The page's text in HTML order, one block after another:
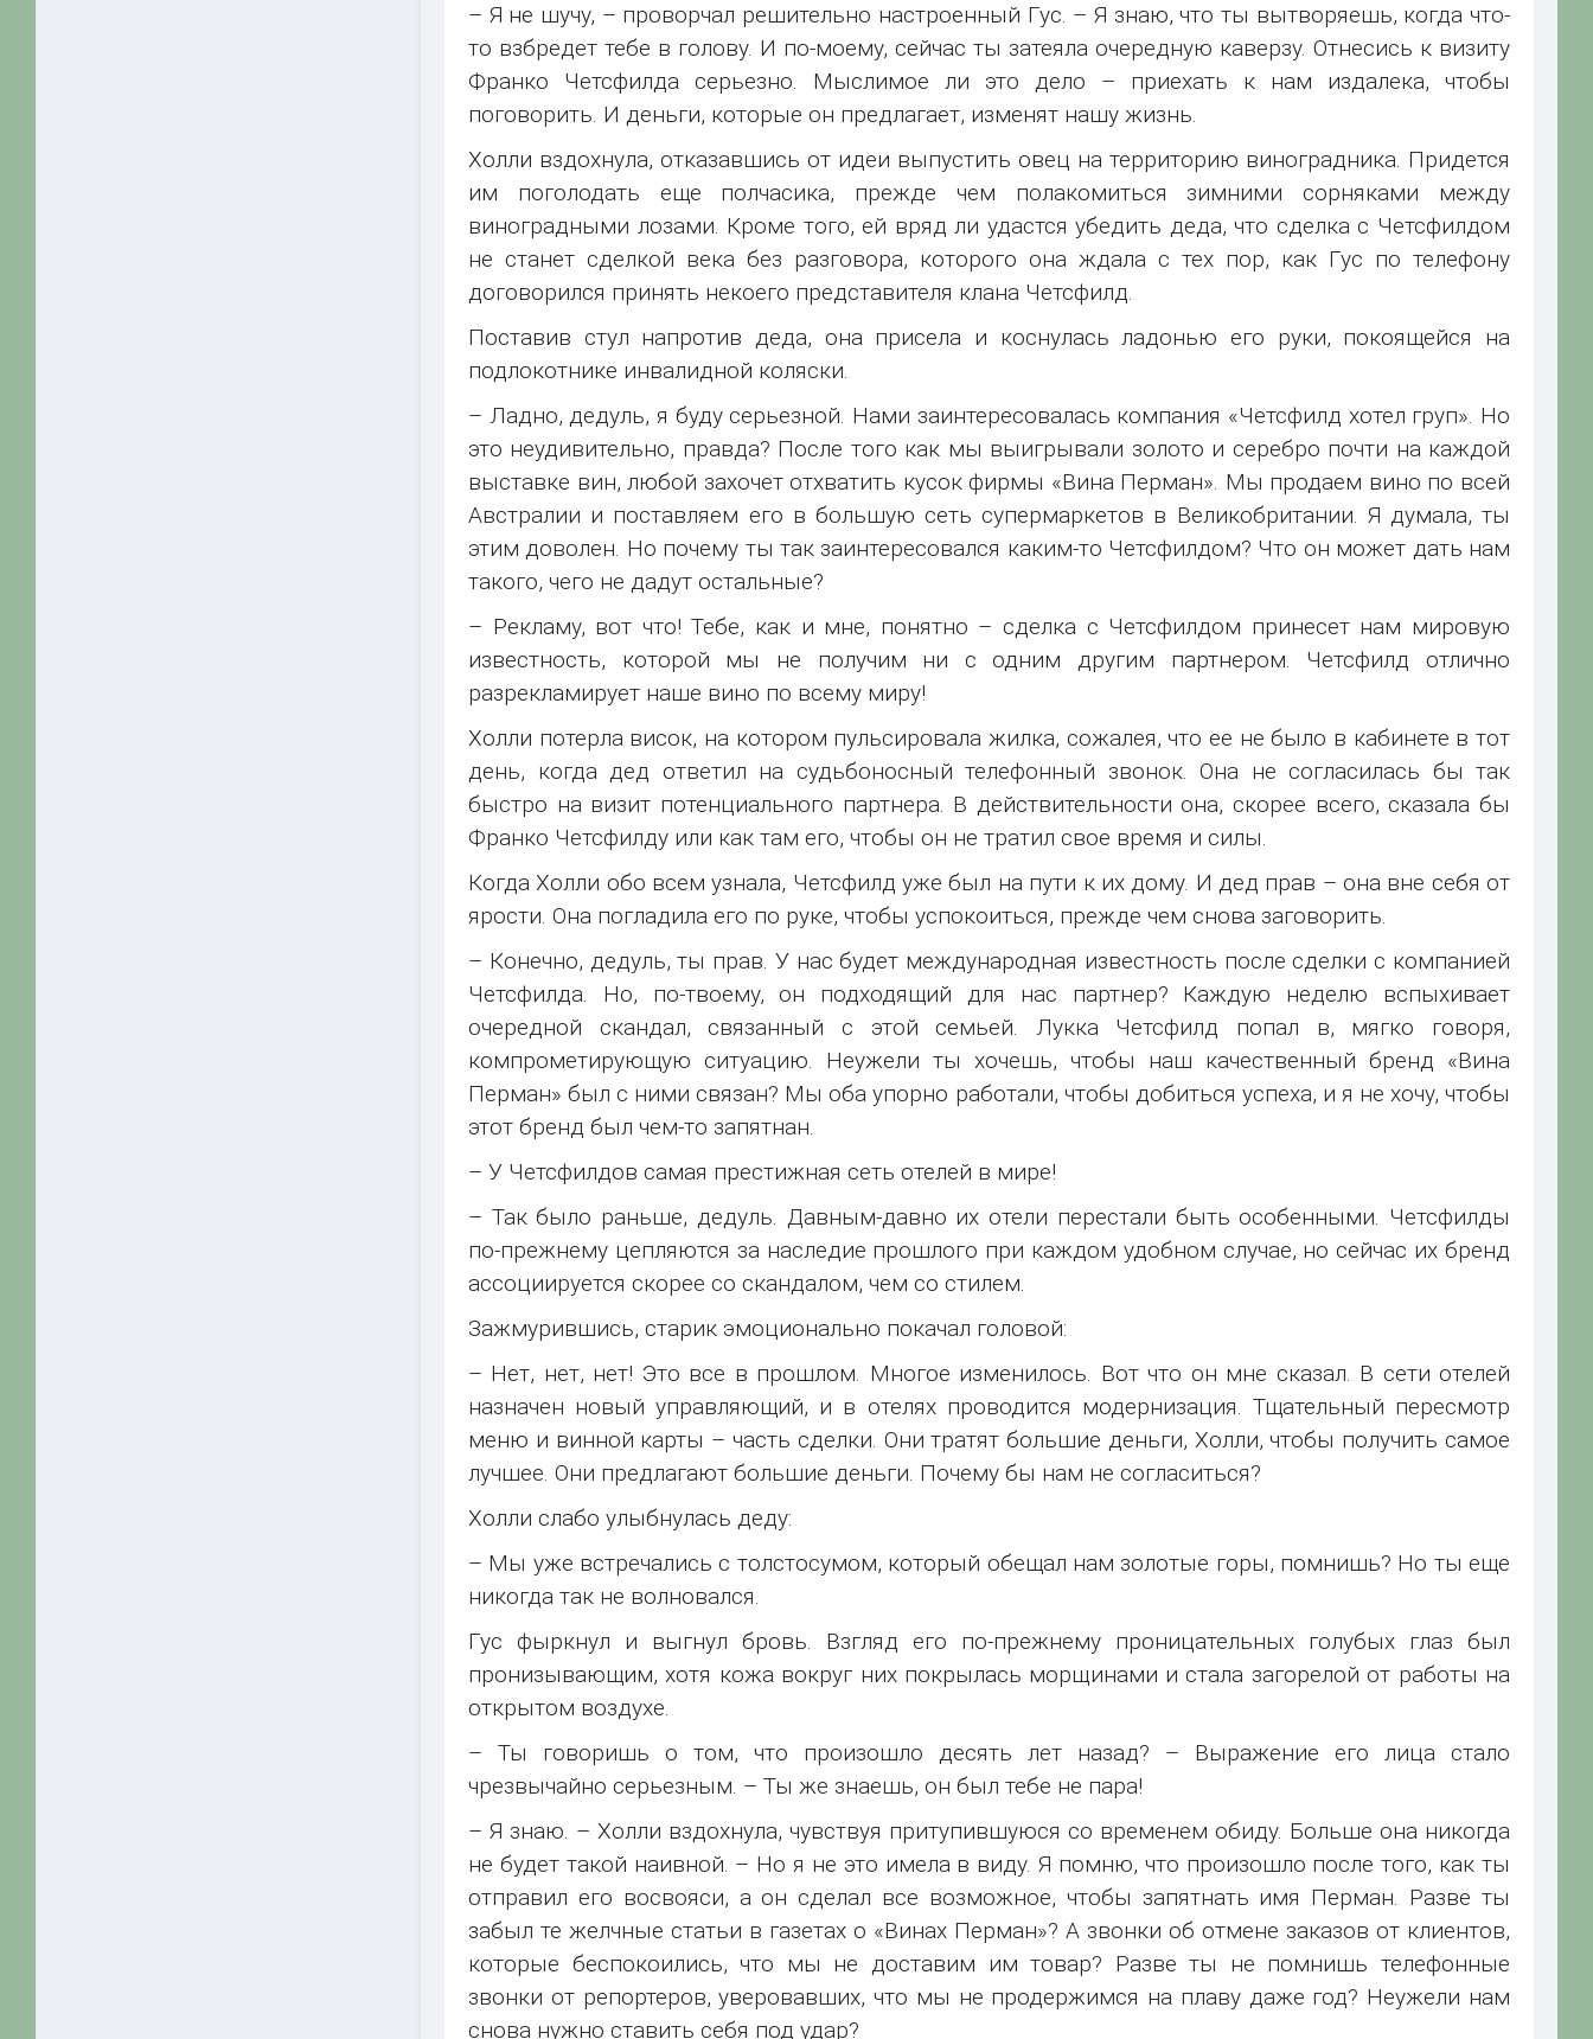
– Я не шучу, – проворчал решительно настроенный Гус. – Я знаю, что ты вытворяешь, когда что-
то взбредет тебе в голову. И по-моему, сейчас ты затеяла очередную каверзу. Отнесись к визиту
Франко Четсфилда серьезно. Мыслимое ли это дело – приехать к нам издалека, чтобы
поговорить. И деньги, которые он предлагает, изменят нашу жизнь.
Холли вздохнула, отказавшись от идеи выпустить овец на территорию виноградника. Придется
им поголодать еще полчасика, прежде чем полакомиться зимними сорняками между
виноградными лозами. Кроме того, ей вряд ли удастся убедить деда, что сделка с Четсфилдом
не станет сделкой века без разговора, которого она ждала с тех пор, как Гус по телефону
договорился принять некоего представителя клана Четсфилд.
Поставив стул напротив деда, она присела и коснулась ладонью его руки, покоящейся на
подлокотнике инвалидной коляски.
– Ладно, дедуль, я буду серьезной. Нами заинтересовалась компания «Четсфилд хотел груп». Но
это неудивительно, правда? После того как мы выигрывали золото и серебро почти на каждой
выставке вин, любой захочет отхватить кусок фирмы «Вина Перман». Мы продаем вино по всей
Австралии и поставляем его в большую сеть супермаркетов в Великобритании. Я думала, ты
этим доволен. Но почему ты так заинтересовался каким-то Четсфилдом? Что он может дать нам
такого, чего не дадут остальные?
– Рекламу, вот что! Тебе, как и мне, понятно – сделка с Четсфилдом принесет нам мировую
известность, которой мы не получим ни с одним другим партнером. Четсфилд отлично
разрекламирует наше вино по всему миру!
Холли потерла висок, на котором пульсировала жилка, сожалея, что ее не было в кабинете в тот
день, когда дед ответил на судьбоносный телефонный звонок. Она не согласилась бы так
быстро на визит потенциального партнера. В действительности она, скорее всего, сказала бы
Франко Четсфилду или как там его, чтобы он не тратил свое время и силы.
Когда Холли обо всем узнала, Четсфилд уже был на пути к их дому. И дед прав – она вне себя от
ярости. Она погладила его по руке, чтобы успокоиться, прежде чем снова заговорить.
– Конечно, дедуль, ты прав. У нас будет международная известность после сделки с компанией
Четсфилда. Но, по-твоему, он подходящий для нас партнер? Каждую неделю вспыхивает
очередной скандал, связанный с этой семьей. Лукка Четсфилд попал в, мягко говоря,
компрометирующую ситуацию. Неужели ты хочешь, чтобы наш качественный бренд «Вина
Перман» был с ними связан? Мы оба упорно работали, чтобы добиться успеха, и я не хочу, чтобы
этот бренд был чем-то запятнан.
– У Четсфилдов самая престижная сеть отелей в мире!
– Так было раньше, дедуль. Давным-давно их отели перестали быть особенными. Четсфилды
по-прежнему цепляются за наследие прошлого при каждом удобном случае, но сейчас их бренд
ассоциируется скорее со скандалом, чем со стилем.
Зажмурившись, старик эмоционально покачал головой:
– Нет, нет, нет! Это все в прошлом. Многое изменилось. Вот что он мне сказал. В сети отелей
назначен новый управляющий, и в отелях проводится модернизация. Тщательный пересмотр
меню и винной карты – часть сделки. Они тратят большие деньги, Холли, чтобы получить самое
лучшее. Они предлагают большие деньги. Почему бы нам не согласиться?
Холли слабо улыбнулась деду:
– Мы уже встречались с толстосумом, который обещал нам золотые горы, помнишь? Но ты еще
никогда так не волновался.
Гус фыркнул и выгнул бровь. Взгляд его по-прежнему проницательных голубых глаз был
пронизывающим, хотя кожа вокруг них покрылась морщинами и стала загорелой от работы на
открытом воздухе.
– Ты говоришь о том, что произошло десять лет назад? – Выражение его лица стало
чрезвычайно серьезным. – Ты же знаешь, он был тебе не пара!
– Я знаю. – Холли вздохнула, чувствуя притупившуюся со временем обиду. Больше она никогда
не будет такой наивной. – Но я не это имела в виду. Я помню, что произошло после того, как ты
отправил его восвояси, а он сделал все возможное, чтобы запятнать имя Перман. Разве ты
забыл те желчные статьи в газетах о «Винах Перман»? А звонки об отмене заказов от клиентов,
которые беспокоились, что мы не доставим им товар? Разве ты не помнишь телефонные
звонки от репортеров, уверовавших, что мы не продержимся на плаву даже год? Неужели нам
снова нужно ставить себя под удар?